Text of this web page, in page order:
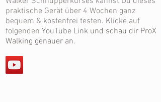
praktische Gerät über 4 Wochen ganz
bequem & kostenfrei testen. Klicke auf
folgenden YouTube Link und schau dir ProX
Walking genauer an.